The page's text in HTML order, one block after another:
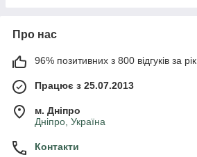
Про нас
96% позитивних з 800 відгуків за рік
Працює з 25.07.2013
м. Дніпро
Дніпро, Україна
Контакти